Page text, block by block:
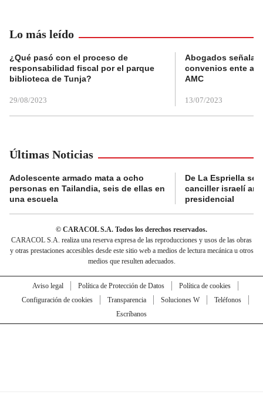
Lo más leído
¿Qué pasó con el proceso de
responsabilidad fiscal por el parque
biblioteca de Tunja?
29/08/2023
Abogados
convenios ente
AMC
13/07/2023
Últimas Noticias
Adolescente armado mata a ocho
personas en Tailandia, seis de ellas en
una escuela
De La Espriella se
canciller israelí
presidencial
© CARACOL S.A. Todos los derechos reservados.
CARACOL S.A. realiza una reserva expresa de las reproducciones y usos de las obras
y otras prestaciones accesibles desde este sitio web a medios de lectura mecánica u otros
medios que resulten adecuados.
Aviso legal Política de Protección de Datos
Política de cookies
Configuración de cookies
Transparencia Soluciones W
Teléfonos
Escríbanos